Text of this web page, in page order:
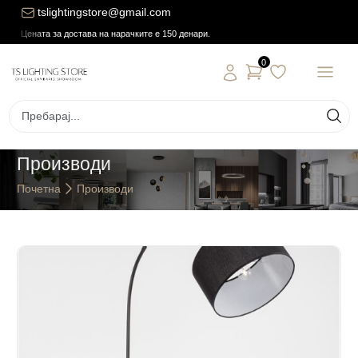
tslightingstore@gmail.com
Цената за достава на нарачките е 150 денари.
0
Производи
Почетна Производи